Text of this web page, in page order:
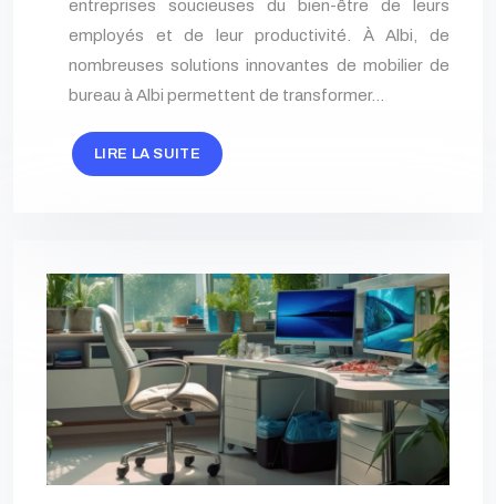
entreprises soucieuses du bien-être de leurs
employés et de leur productivité. À Albi, de
nombreuses solutions innovantes de mobilier de
bureau à Albi permettent de transformer…
LIRE LA SUITE